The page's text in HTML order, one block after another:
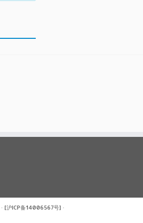
· [沪ICP备14006567号] ·